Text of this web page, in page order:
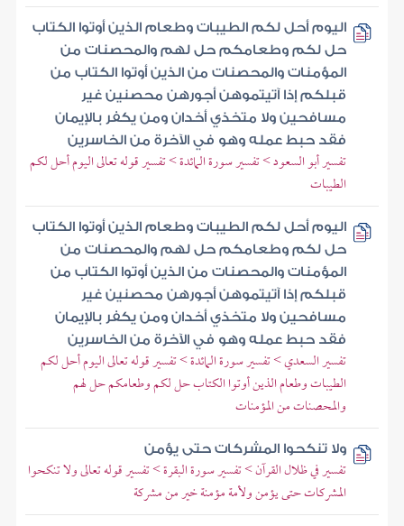
اليوم أحل لكم الطيبات وطعام الذين أوتوا الكتاب
حل لكم وطعامكم حل لهم والمحصنات من
المؤمنات والمحصنات من الذين أوتوا الكتاب من
قبلكم إذا آتيتموهن أجورهن محصنين غير
مسافحين ولا متخذي أخدان ومن يكفر بالإيمان
فقد حبط عمله وهو في الآخرة من الخاسرين
تفسير أبو السعود > تفسير سورة المائدة > تفسير قوله تعالى اليوم أحل لكم
الطيبات
اليوم أحل لكم الطيبات وطعام الذين أوتوا الكتاب
حل لكم وطعامكم حل لهم والمحصنات من
المؤمنات والمحصنات من الذين أوتوا الكتاب من
قبلكم إذا آتيتموهن أجورهن محصنين غير
مسافحين ولا متخذي أخدان ومن يكفر بالإيمان
فقد حبط عمله وهو في الآخرة من الخاسرين
تفسير السعدي > تفسير سورة المائدة > تفسير قوله تعالى اليوم أحل لكم
الطيبات وطعام الذين أوتوا الكتاب حل لكم وطعامكم حل لهم
والمحصنات من المؤمنات
ولا تنكحوا المشركات حتى يؤمن
تفسير في ظلال القرآن > تفسير سورة البقرة > تفسير قوله تعالى ولا تنكحوا
المشركات حتى يؤمن ولأمة مؤمنة خير من مشركة